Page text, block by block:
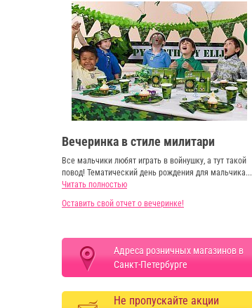
Вечеринка в стиле милитари
Все мальчики любят играть в войнушку, а тут такой
повод! Тематический день рождения для мальчика...
Читать полностью
Оставить свой отчет о вечеринке!
Адреса розничных магазинов в
Санкт-Петербурге
Не пропускайте акции